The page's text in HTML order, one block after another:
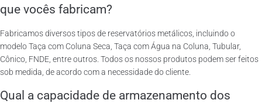
que vocês fabricam?
Fabricamos diversos tipos de reservatórios metálicos, incluindo o
modelo Taça com Coluna Seca, Taça com Água na Coluna, Tubular,
Cônico, FNDE, entre outros. Todos os nossos produtos podem ser feitos
sob medida, de acordo com a necessidade do cliente.
Qual a capacidade de armazenamento dos